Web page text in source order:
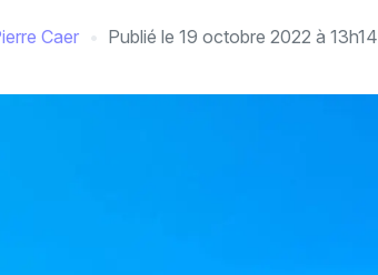
Caer Publié le19 octobre 2022 à 13h14